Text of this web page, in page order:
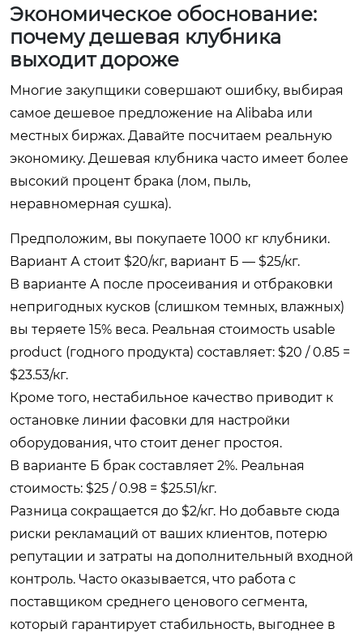
Экономическое обоснование:
почему дешевая клубника
выходит дороже
Многие закупщики совершают ошибку, выбирая
самое дешевое предложение на Alibaba или
местных биржах. Давайте посчитаем реальную
экономику. Дешевая клубника часто имеет более
высокий процент брака (лом, пыль,
неравномерная сушка).
Предположим, вы покупаете 1000 кг клубники.
Вариант А стоит $20/кг, вариант Б — $25/кг.
В варианте А после просеивания и отбраковки
непригодных кусков (слишком темных, влажных)
вы теряете 15% веса. Реальная стоимость usable
product (годного продукта) составляет: $20 / 0.85 =
$23.53/кг.
Кроме того, нестабильное качество приводит к
остановке линии фасовки для настройки
оборудования, что стоит денег простоя.
В варианте Б брак составляет 2%. Реальная
стоимость: $25 / 0.98 = $25.51/кг.
Разница сокращается до $2/кг. Но добавьте сюда
риски рекламаций от ваших клиентов, потерю
репутации и затраты на дополнительный входной
контроль. Часто оказывается, что работа с
поставщиком среднего ценового сегмента,
который гарантирует стабильность, выгоднее в